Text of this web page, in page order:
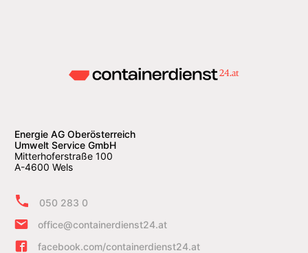
Energie AG Oberösterreich
Umwelt Service GmbH
Mitterhoferstraße 100
A-4600 Wels
050 283 0
office@containerdienst24.at
facebook.com/containerdienst24.at